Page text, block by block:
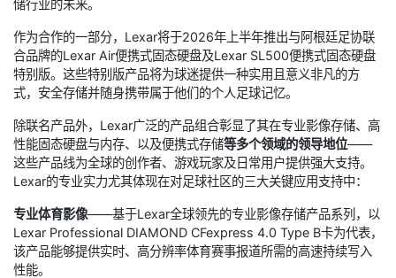
储行业的未来。
作为合作的一部分，Lexar将于2026年上半年推出与阿根廷足协联
合品牌的Lexar Air便携式固态硬盘及Lexar SL500便携式固态硬盘
特别版。这些特别版产品将为球迷提供一种实用且意义非凡的方
式，安全存储并随身携带属于他们的个人足球记忆。
除联名产品外，Lexar广泛的产品组合彰显了其在专业影像存储、高
性能固态硬盘与内存、以及便携式存储等多个领域的领导地位——
这些产品线为全球的创作者、游戏玩家及日常用户提供强大支持。
Lexar的专业实力尤其体现在对足球社区的三大关键应用支持中：
专业体育影像——基于Lexar全球领先的专业影像存储产品系列，以
Lexar Professional DIAMOND CFexpress 4.0 Type B卡为代表，
该产品能够提供实时、高分辨率体育赛事报道所需的高速持续写入
性能。